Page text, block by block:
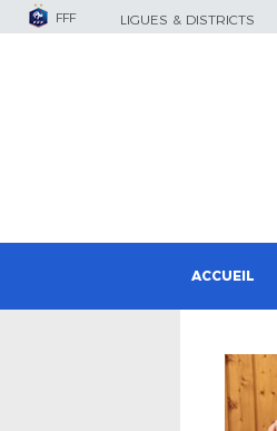
FFF LIGUES & DISTRICTS
ACCUEIL